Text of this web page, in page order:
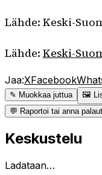
Lähde: Keski-
Lähde: Keski-
Jaa:XFacebook
✎ Muokkaa juttua
🖼
💬 Raportoi tai anna
Keskustelu
Ladataan…